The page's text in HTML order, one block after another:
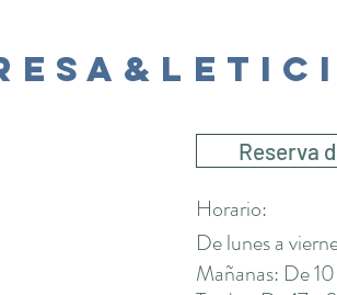
Reserva
Horario:
De lunes a
Mañanas: De